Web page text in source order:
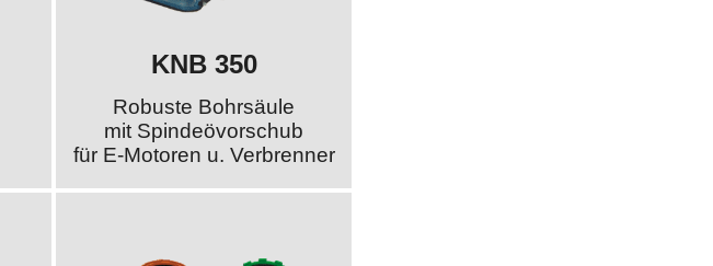
KNB 350
Robuste Bohrsäule
mit Spindeövorschub
für E-Motoren u. Verbrenner